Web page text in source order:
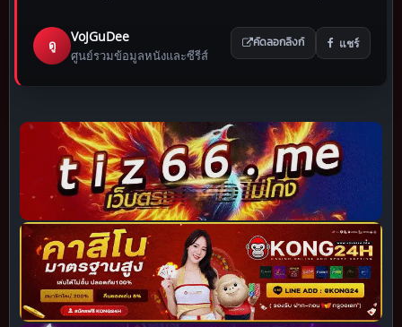
ดู
VoJGuDee
ศูนย์รวมข้อมูลหนังและซีรีส์
คัดลอกลิงก์ แชร์